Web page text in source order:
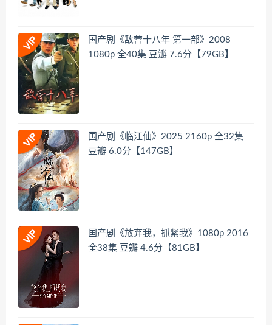
国产剧《敌营十八年 第一部》2008
1080p 全40集 豆瓣 7.6分【79GB】
国产剧《临江仙》2025 2160p 全32集
豆瓣 6.0分【147GB】
国产剧《放弃我，抓紧我》1080p 2016
全38集 豆瓣 4.6分【81GB】